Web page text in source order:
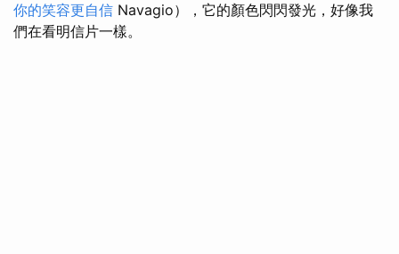
你的笑容更自信 Navagio），它的顏色閃閃發光，好像我
們在看明信片一樣。